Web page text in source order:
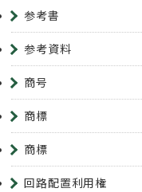
参考書
参考資料
商号
商標
商標
回路配置利用権